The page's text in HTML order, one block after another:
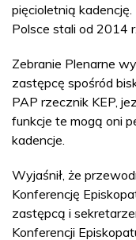
pięcioletnią
Polsce stali od 2014 r.
Zebranie Plenarne
zastępcę spośród
PAP rzecznik KEP,
funkcje te mogą oni
kadencje.
Wyjaśnił, że
Konferencję
zastępcą i
Konferencji